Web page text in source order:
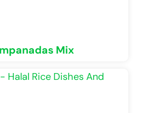
Mix